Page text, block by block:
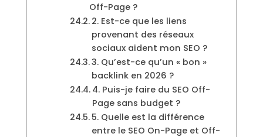
Off-Page ?
2. Est-ce que les liens
provenant des réseaux
sociaux aident mon SEO ?
3. Qu’est-ce qu’un « bon »
backlink en 2026 ?
4. Puis-je faire du SEO Off-
Page sans budget ?
5. Quelle est la différence
entre le SEO On-Page et Off-